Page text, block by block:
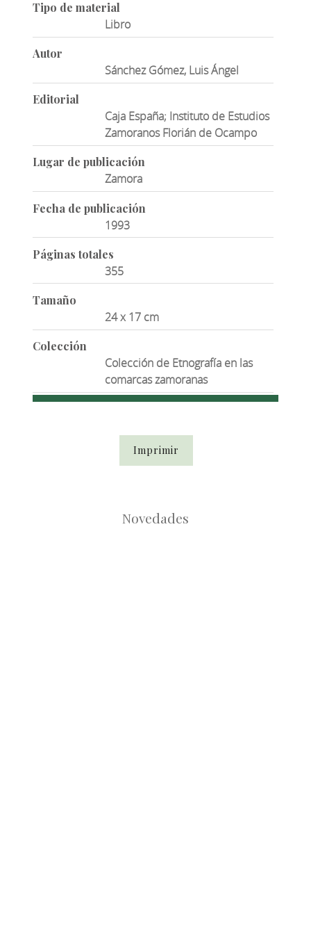
Tipo de material
Libro
Autor
Sánchez Gómez, Luis Ángel
Editorial
Caja España; Instituto de Estudios
Zamoranos Florián de Ocampo
Lugar de publicación
Zamora
Fecha de publicación
1993
Páginas totales
355
Tamaño
24 x 17 cm
Colección
Colección de Etnografía en las
comarcas zamoranas
Imprimir
Novedades